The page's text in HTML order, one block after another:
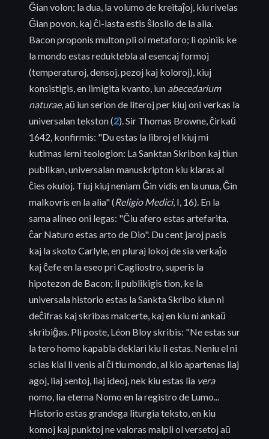
Ĝian volon; la dua, la volumo de kreitaĵoj, kiu rivelas
Ĝian povon, kaj ĉi-lasta estis ŝlosilo de la alia.
Bacon proponis multon pli ol metaforo; li opiniis ke
la mondo estas reduktebla al esencaj formoj
(temperaturoj, densoj, pezoj kaj koloroj), kiuj
konsistigis, en limigita kvanto, iun abecedarium
naturae, aŭ iun serion de literoj per kiuj oni verkas la
universalan tekston (2). Sir Thomas Browne, ĉirkaŭ
1642, konfirmis: "Du estas la libroj el kiuj mi
kutimas lerni teologion: La Sanktan Skribon kaj tiun
publikan, universalan manuskripton kiu klaras al
ĉies okuloj. Tiuj kiuj neniam Ĝin vidis en la unua, Ĝin
malkovris en la alia" (Religio Medici, I, 16). En la
sama alineo oni legas: "Ĉiu afero estas artefarita,
ĉar Naturo estas arto de Dio". Du cent jaroj pasis
kaj la skoto Carlyle, en pluraj lokoj de sia verkaĵo
kaj ĉefe en la eseo pri Cagliostro, superis la
hipotezon de Bacon; li publikigis tion, ke la
universala historio estas la Sankta Skribo kiun ni
deĉifras kaj skribas malcerte, kaj en kiu ni ankaŭ
skribiĝas. Pli poste, Léon Bloy skribis: "Ne estas sur
la tero homo kapabla deklari kiu li estas. Neniu el ni
scias kial li venis al ĉi tiu mondo, al kio apartenas liaj
agoj, liaj sentoj, liaj ideoj, nek kiu estas lia vera
nomo, lia eterna Nomo en la registro de Lumo...
Historio estas grandega liturgia teksto, en kiu
komoj kaj punktoj ne valoras malpli ol versetoj aŭ